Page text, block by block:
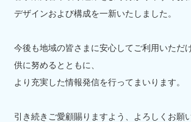
デザインおよび構成を一新いたしました。
今後も地域の皆さまに安心してご利用いただ
供に努めるとともに、
より充実した情報発信を行ってまいります。
引き続きご愛顧賜りますよう、よろしくお願